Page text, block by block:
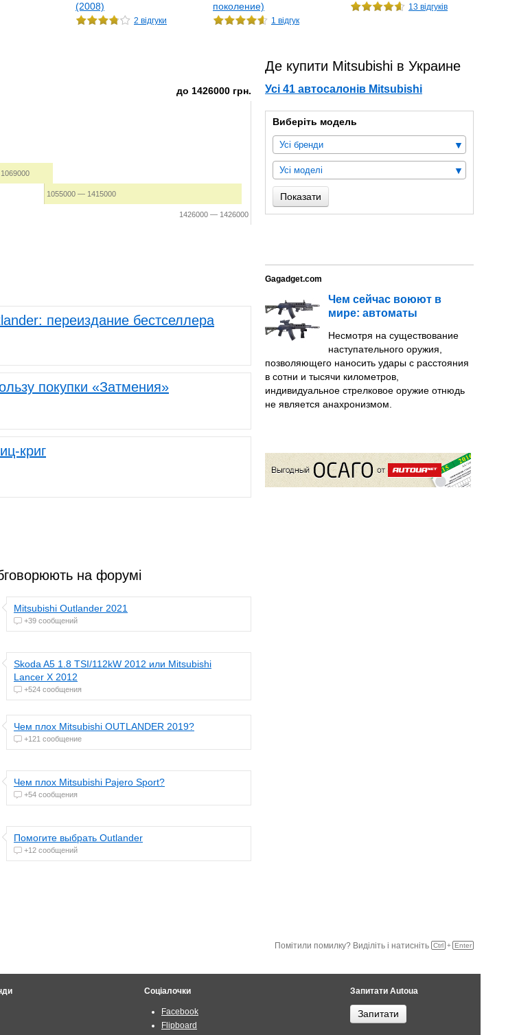
(2008)
2 відгуки
поколение)
1 відгук
13 відгуків
до 1426000 грн.
1055000 — 1415000
1426000 — 1426000
переиздание бестселлера
покупки «Затмения»
криг
на форумі
Mitsubishi Outlander 2021
+39 сообщений
Skoda A5 1.8 TSI/112kW 2012 или Mitsubishi
Lancer Х 2012
+524 сообщения
Чем плох Mitsubishi OUTLANDER 2019?
+121 сообщение
Чем плох Mitsubishi Pajero Sport?
+54 сообщения
Помогите выбрать Outlander
+12 сообщений
Де купити Mitsubishi в Украине
Усі 41 автосалонів Mitsubishi
Виберіть модель
Усі бренди
Усі моделі
Показати
Gagadget.com
Чем сейчас воюют в
мире: автоматы
Несмотря на существование
наступательного оружия,
позволяющего наносить удары с расстояния
в сотни и тысячи километров,
индивидуальное стрелковое оружие отнюдь
не является анахронизмом.
Помітили помилку? Виділіть і натисніть Ctrl + Enter
Соціалочки
Facebook
Flipboard
Запитати Autoua
Запитати